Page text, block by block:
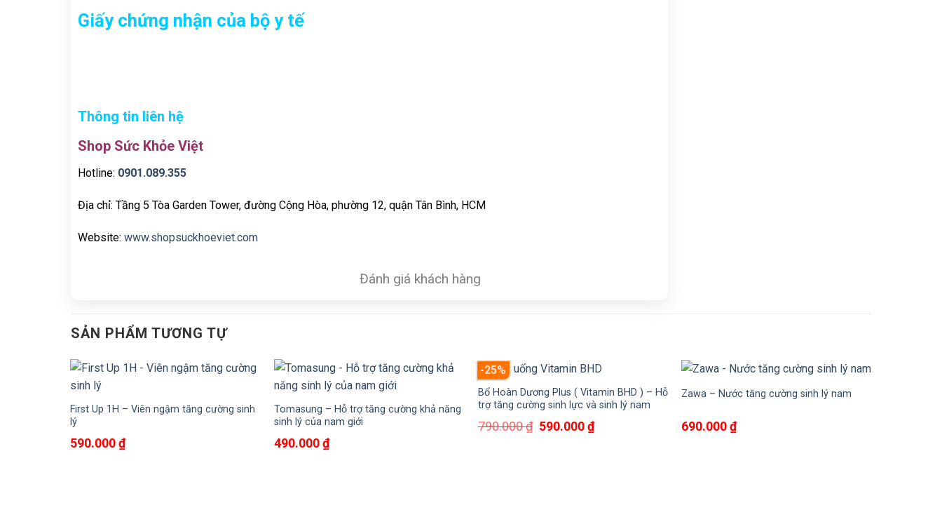
Giấy chứng nhận của bộ y tế
Thông tin liên hệ
Shop Sức Khỏe Việt
Hotline: 0901.089.355
Địa chỉ: Tầng 5 Tòa Garden Tower, đường Cộng Hòa, phường 12, quận Tân Bình, HCM
Website: www.shopsuckhoeviet.com
Đánh giá khách hàng
SẢN PHẨM TƯƠNG TỰ
First Up 1H – Viên ngậm tăng cường sinh
lý
590.000₫
Tomasung – Hỗ trợ tăng cường khả năng
sinh lý của nam giới
490.000₫
-25%
Bổ Hoàn Dương Plus ( Vitamin BHD ) – Hỗ
trợ tăng cường sinh lực và sinh lý nam
790.000₫ Giá
590.000₫Giá
hiện
Zawa – Nước tăng cường sinh lý nam
690.000₫